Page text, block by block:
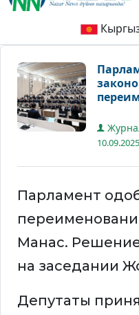
Парламент
Манас.
на заседании
Депутаты